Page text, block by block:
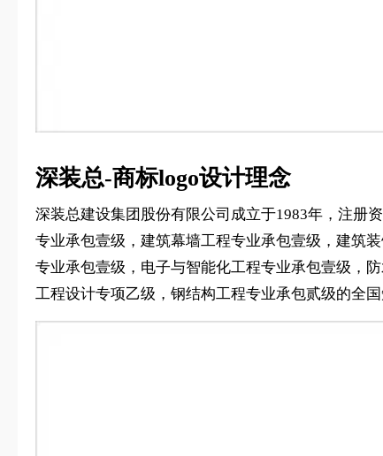
深装总-商标logo设计理念
深装总建设集团股份有限公司成立于1983年，注册
专业承包壹级，建筑幕墙工程专业承包壹级，建筑
专业承包壹级，电子与智能化工程专业承包壹级，
工程设计专项乙级，钢结构工程专业承包贰级的全国